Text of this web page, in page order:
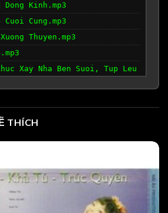
Kinh.mp3
Cung.mp3
Thuyen.mp3
Xay Nha Ben Suoi, Tup Leu
THÍCH